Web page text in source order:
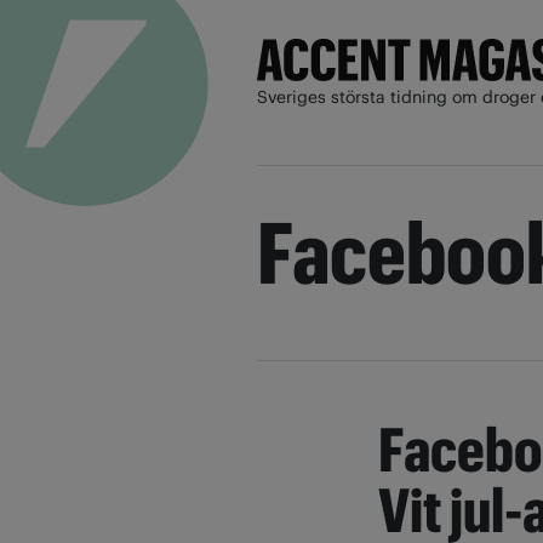
Sveriges största tidning om droger
Vit jul-